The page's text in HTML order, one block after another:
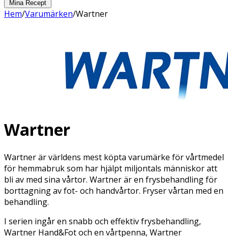
Mina Recept
Hem/Varumärken/Wartner
Wartner
Wartner är världens mest köpta varumärke för vårtmedel
för hemmabruk som har hjälpt miljontals människor att
bli av med sina vårtor. Wartner är en frysbehandling för
borttagning av fot- och handvårtor. Fryser vårtan med en
behandling.
I serien ingår en snabb och effektiv frysbehandling,
Wartner Hand&Fot och en vårtpenna, Wartner